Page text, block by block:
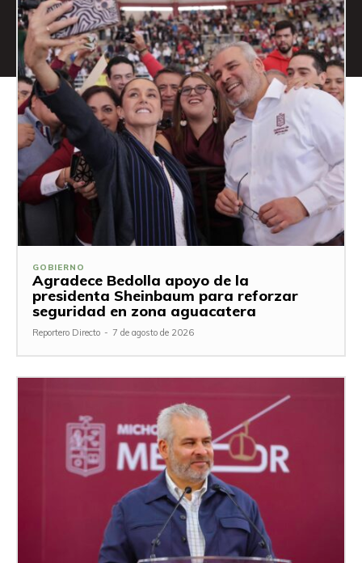
GOBIERNO
Agradece Bedolla apoyo de la
presidenta Sheinbaum para reforzar
seguridad en zona aguacatera
Reportero Directo - 7 de agosto de 2026